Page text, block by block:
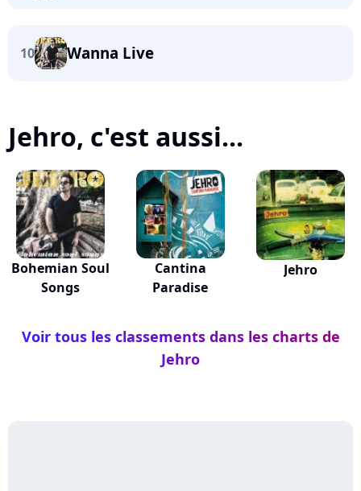
10 Wanna Live
Jehro, c'est aussi...
Bohemian Soul
Songs
Cantina
Paradise
Jehro
Voir tous les classements dans les charts de
Jehro